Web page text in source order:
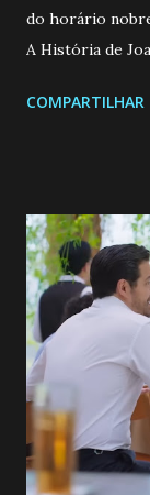
do horário
A História de
de 25/05/26 a
permanecer
ama, o que não
se aprimorar,
ser a primeira
universidade.
muito madura
empática.
teimosa e muito
Durante um
COMPARTILHAR